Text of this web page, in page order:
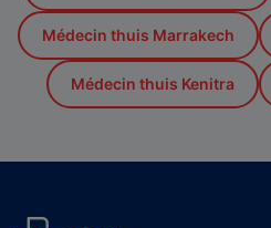
Médecin thuis Marrakech
Médecin thuis Kenitra